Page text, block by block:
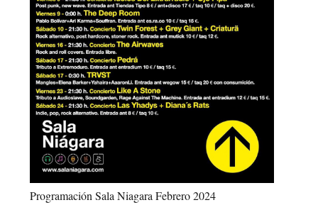
Programación Sala Niagara Febrero 2024